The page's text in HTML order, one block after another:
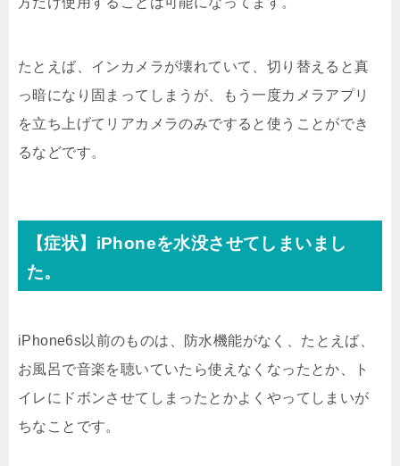
たとえば、インカメラが壊れていて、切り替えると真
っ暗になり固まってしまうが、もう一度カメラアプリ
を立ち上げてリアカメラのみですると使うことができ
るなどです。
【症状】iPhoneを水没させてしまいまし
た。
iPhone6s以前のものは、防水機能がなく、たとえば、
お風呂で音楽を聴いていたら使えなくなったとか、ト
イレにドボンさせてしまったとかよくやってしまいが
ちなことです。